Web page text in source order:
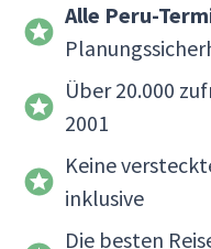
Alle Peru-
Über 20.000
2001
Keine
inklusive
Die besten